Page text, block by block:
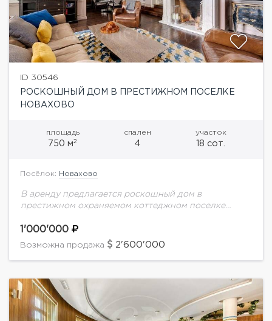
ID 30546
РОСКОШНЫЙ ДОМ В ПРЕСТИЖНОМ ПОСЕЛКЕ
НОВАХОВО
площадь
750 м2
спален
4
участок
18 сот.
Посёлок: Новахово
В аренду предлагается роскошный дом в
престижном охраняемом коттеджном поселке
стиле современной классики, дорогая отделка и
мебель, современные инженерные системы,...
1'000'000
Возможна продажа 2'600'000